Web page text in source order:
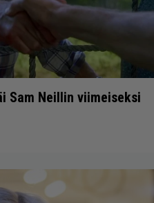
Sam Neillin viimeiseksi